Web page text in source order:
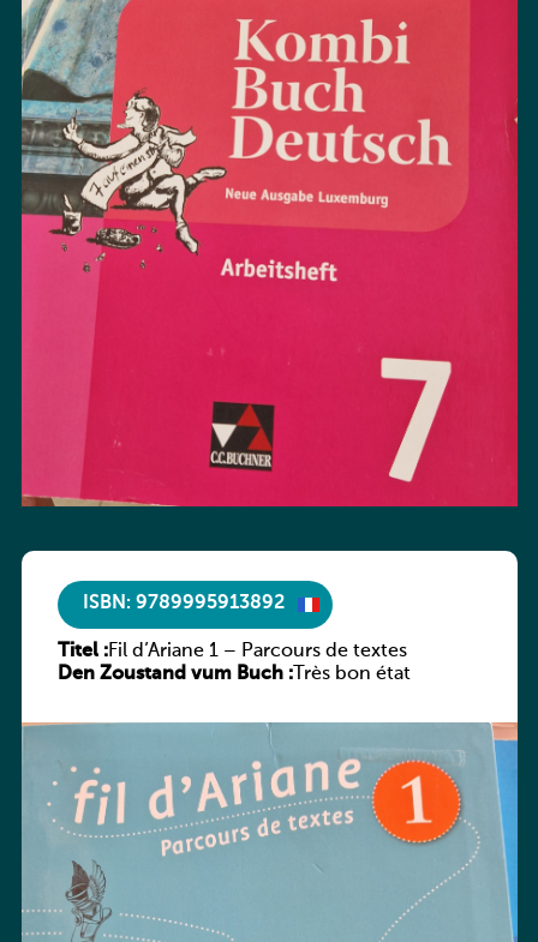
ISBN: 9789995913892
Titel :Fil d’Ariane 1 – Parcours de textes
Den Zoustand vum Buch :Très bon état